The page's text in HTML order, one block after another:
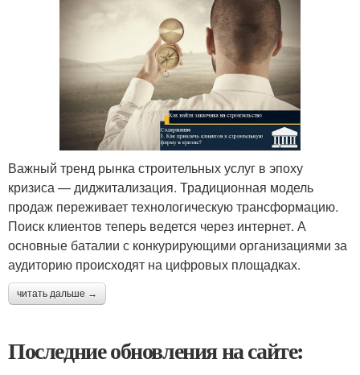
Важный тренд рынка строительных услуг в эпоху
кризиса — диджитализация. Традиционная модель
продаж переживает технологическую трансформацию.
Поиск клиентов теперь ведется через интернет. А
основные баталии с конкурирующими организациями за
аудиторию происходят на цифровых площадках.
читать дальше →
Последние обновления на сайте: